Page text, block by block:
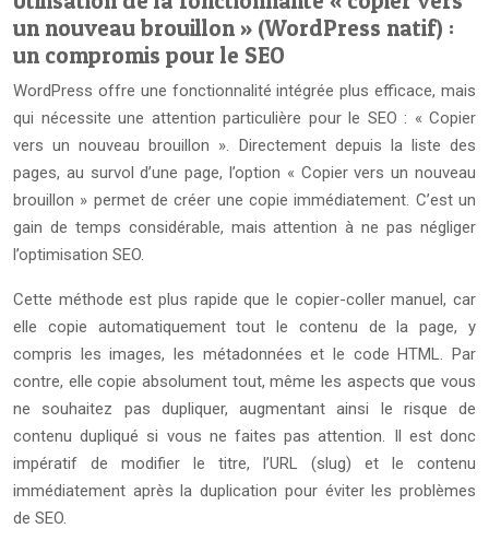
un nouveau brouillon » (WordPress natif) :
un compromis pour le SEO
WordPress offre une fonctionnalité intégrée plus efficace, mais
qui nécessite une attention particulière pour le SEO : « Copier
vers un nouveau brouillon ». Directement depuis la liste des
pages, au survol d’une page, l’option « Copier vers un nouveau
brouillon » permet de créer une copie immédiatement. C’est un
gain de temps considérable, mais attention à ne pas négliger
l’optimisation SEO.
Cette méthode est plus rapide que le copier-coller manuel, car
elle copie automatiquement tout le contenu de la page, y
compris les images, les métadonnées et le code HTML. Par
contre, elle copie absolument tout, même les aspects que vous
ne souhaitez pas dupliquer, augmentant ainsi le risque de
contenu dupliqué si vous ne faites pas attention. Il est donc
impératif de modifier le titre, l’URL (slug) et le contenu
immédiatement après la duplication pour éviter les problèmes
de SEO.